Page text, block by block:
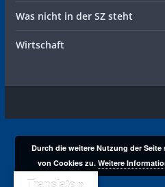
Was nicht in der SZ steht
Wirtschaft
Translate »
Durch die weitere Nutzung der
von Cookies zu.Weitere